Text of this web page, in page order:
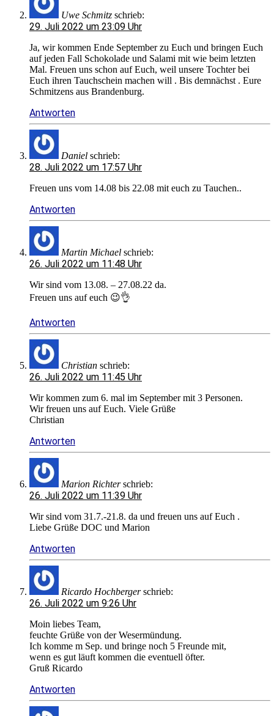
Uwe Schmitz schrieb:
29. Juli 2022 um 23:09 Uhr
Ja, wir kommen Ende September zu Euch und bringen Euch
auf jeden Fall Schokolade und Salami mit wie beim letzten
Mal. Freuen uns schon auf Euch, weil unsere Tochter bei
Euch ihren Tauchschein machen will . Bis demnächst . Eure
Schmitzens aus Brandenburg.
Antworten
Daniel schrieb:
28. Juli 2022 um 17:57 Uhr
Freuen uns vom 14.08 bis 22.08 mit euch zu Tauchen..
Antworten
Martin Michael schrieb:
26. Juli 2022 um 11:48 Uhr
Wir sind vom 13.08. – 27.08.22 da.
Freuen uns auf euch 😉👌
Antworten
Christian schrieb:
26. Juli 2022 um 11:45 Uhr
Wir kommen zum 6. mal im September mit 3 Personen.
Wir freuen uns auf Euch. Viele Grüße
Christian
Antworten
Marion Richterschrieb:
26. Juli 2022 um 11:39 Uhr
Wir sind vom 31.7.-21.8. da und freuen uns auf Euch .
Liebe Grüße DOC und Marion
Antworten
Ricardo Hochbergerschrieb:
26. Juli 2022 um 9:26 Uhr
Moin liebes Team,
feuchte Grüße von der Wesermündung.
Ich komme m Sep. und bringe noch 5 Freunde mit,
wenn es gut läuft kommen die eventuell öfter.
Gruß Ricardo
Antworten